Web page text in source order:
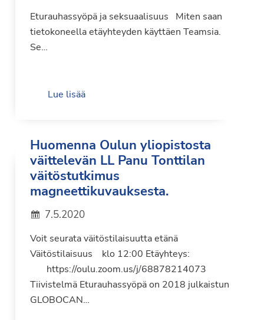
Eturauhassyöpä ja seksuaalisuus Miten saan
tietokoneella etäyhteyden käyttäen Teamsia.
Se…
Lue lisää
Huomenna Oulun yliopistosta
väittelevän LL Panu Tonttilan
väitöstutkimus
magneettikuvauksesta.
7.5.2020
Voit seurata väitöstilaisuutta etänä
Väitöstilaisuus klo 12:00 Etäyhteys:
https://oulu.zoom.us/j/68878214073
Tiivistelmä Eturauhassyöpä on 2018 julkaistun
GLOBOCAN…